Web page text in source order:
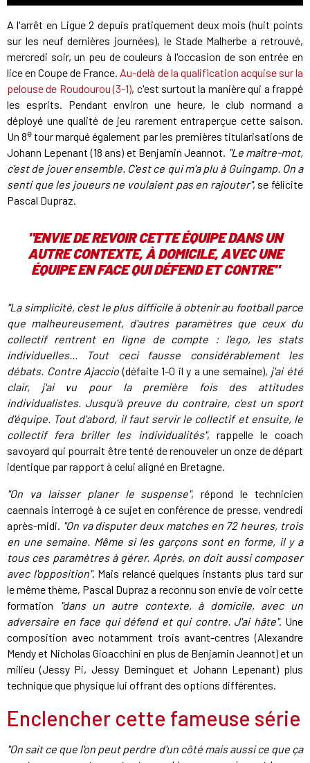
A l'arrêt en Ligue 2 depuis pratiquement deux mois (huit points
sur les neuf dernières journées), le Stade Malherbe a retrouvé,
mercredi soir, un peu de couleurs à l'occasion de son entrée en
lice en Coupe de France. Au-delà de la qualification acquise sur la
pelouse de Roudourou (3-1), c'est surtout la manière qui a frappé
les esprits. Pendant environ une heure, le club normand a
déployé une qualité de jeu rarement entraperçue cette saison.
Un 8etour marqué également par les premières titularisations de
Johann Lepenant (18 ans) et Benjamin Jeannot. "Le maître-mot,
c'est de jouer ensemble. C'est ce qui m'a plu à Guingamp. On a
senti que les joueurs ne voulaient pas en rajouter", se félicite
Pascal Dupraz.
"ENVIE DE REVOIR CETTE ÉQUIPE DANS UN
AUTRE CONTEXTE, À DOMICILE, AVEC UNE
ÉQUIPE EN FACE QUI DÉFEND ET CONTRE"
"La simplicité, c'est le plus difficile à obtenir au football parce
que malheureusement, d'autres paramètres que ceux du
collectif rentrent en ligne de compte : l'ego, les stats
individuelles... Tout ceci fausse considérablement les
débats. Contre Ajaccio(défaite 1-0 il y a une semaine), j'ai été
clair, j'ai vu pour la première fois des attitudes
individualistes. Jusqu'à preuve du contraire, c'est un sport
d'équipe. Tout d'abord, il faut servir le collectif et ensuite, le
collectif fera briller les individualités", rappelle le coach
savoyard qui pourrait être tenté de renouveler un onze de départ
identique par rapport à celui aligné en Bretagne.
"On va laisser planer le suspense", répond le technicien
caennais interrogé à ce sujet en conférence de presse, vendredi
après-midi. "On va disputer deux matches en 72 heures, trois
en une semaine. Même si les garçons sont en forme, il y a
tous ces paramètres à gérer. Après, on doit aussi composer
avec l'opposition". Mais relancé quelques instants plus tard sur
le même thème, Pascal Dupraz a reconnu son envie de voir cette
formation
"dans un autre contexte, à domicile, avec un
adversaire en face qui défend et qui contre. J'ai hâte". Une
composition avec notamment trois avant-centres (Alexandre
Mendy et Nicholas Gioacchini en plus de Benjamin Jeannot) et un
milieu (Jessy Pi, Jessy Deminguet et Johann Lepenant) plus
technique que physique lui offrant des options différentes.
Enclencher cette fameuse série
"On sait ce que l'on peut perdre d'un côté mais aussi ce que ça